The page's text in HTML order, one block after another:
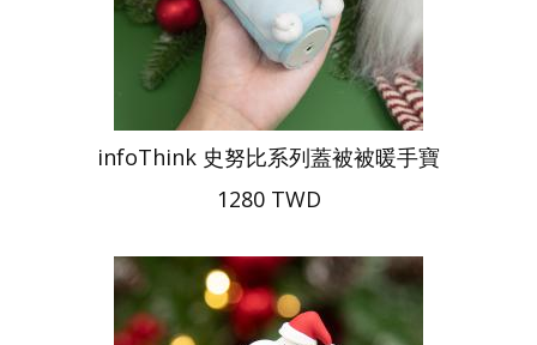
infoThink 史努比系列蓋被被暖手寶
1280 TWD